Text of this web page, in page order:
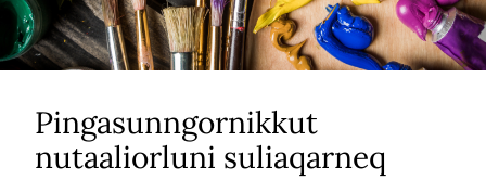
Pingasunngornikkut
nutaaliorluni suliaqarneq